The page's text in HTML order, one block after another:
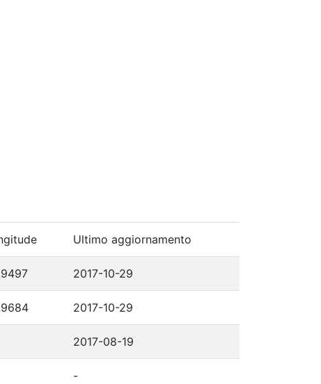
Ultimo aggiornamento
2017-10-29
2017-10-29
2017-08-19
-